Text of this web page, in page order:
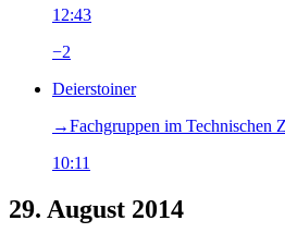
12:43
−2
Deierstoiner
→‎Fachgruppen im Technischen
10:11
29. August 2014